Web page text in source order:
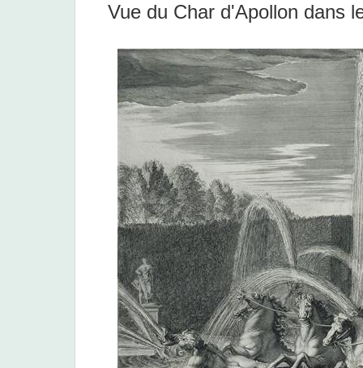
Vue du Char d'Apollon dans